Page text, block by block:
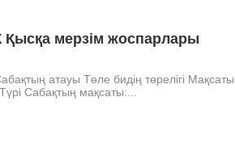
мерзім жоспарлары
атауы Төле бидің төрелігі Мақсаты
Сабақтың мақсаты:...